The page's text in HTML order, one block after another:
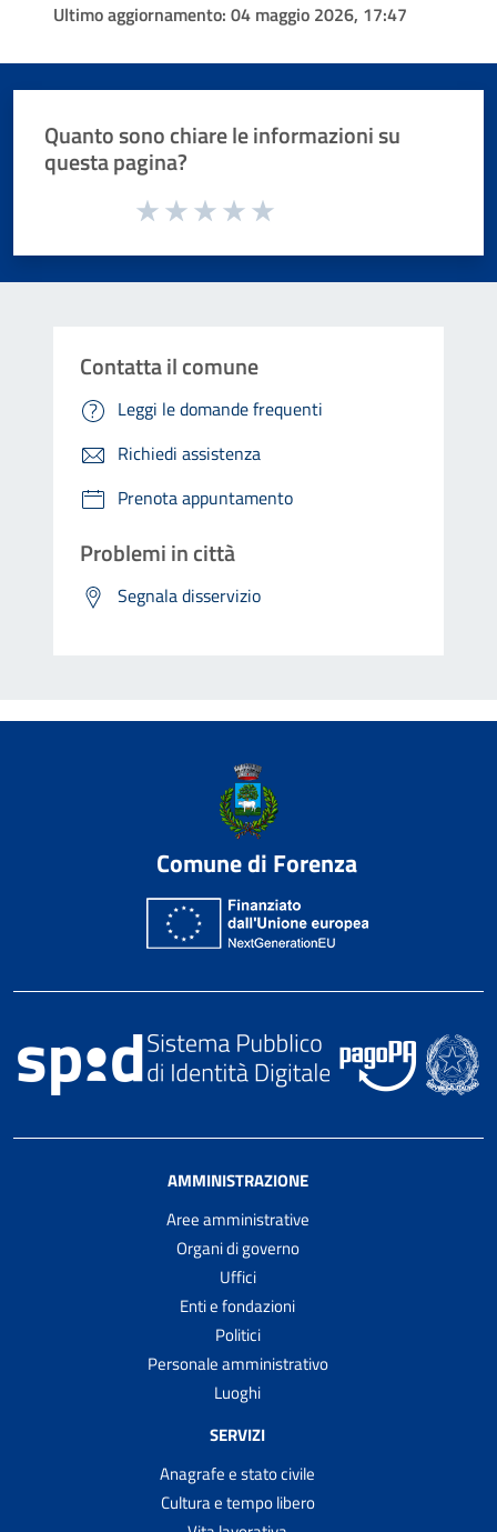
Ultimo aggiornamento: 04 maggio 2026, 17:47
Quanto sono chiare le informazioni su
questa pagina?
Valuta da 1 a 5 stelle la pagina
Contatta il comune
Leggi le domande frequenti
Richiedi assistenza
Prenota appuntamento
Problemi in città
Segnala disservizio
Comune di Forenza
AMMINISTRAZIONE
Aree amministrative
Organi di governo
Uffici
Enti e fondazioni
Politici
Personale amministrativo
Luoghi
SERVIZI
Anagrafe e stato civile
Cultura e tempo libero